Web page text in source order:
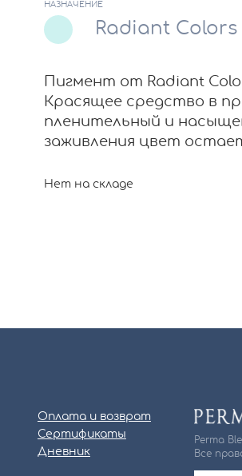
НАЗНАЧЕНИЕ
Radiant Colors
Пигмент от Radiant
Красящее средство в
пленительный и
заживления цвет
Нет на складе
Оплата и возврат
Сертификаты
Дневник
Perma
Все